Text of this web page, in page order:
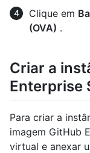
Clique em
(OVA) .
Criar a
Enterprise
Para criar a
imagem GitHub
virtual e anexar